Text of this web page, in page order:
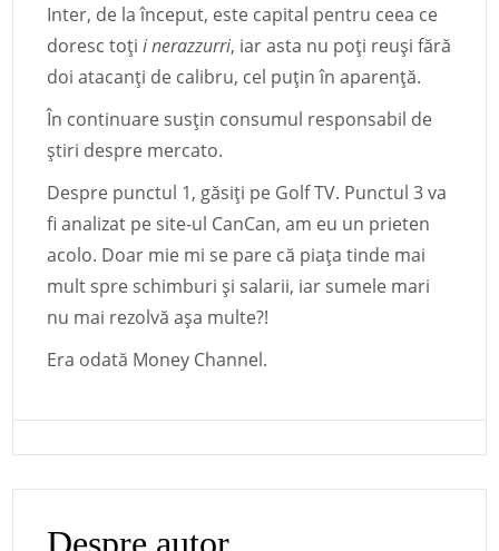
Inter, de la început, este capital pentru ceea ce
doresc toții nerazzurri, iar asta nu poți reuși fără
doi atacanți de calibru, cel puțin în aparență.
În continuare susțin consumul responsabil de
știri despre mercato.
Despre punctul 1, găsiți pe Golf TV. Punctul 3 va
fi analizat pe site-ul CanCan, am eu un prieten
acolo. Doar mie mi se pare că piața tinde mai
mult spre schimburi și salarii, iar sumele mari
nu mai rezolvă așa multe?!
Era odată Money Channel.